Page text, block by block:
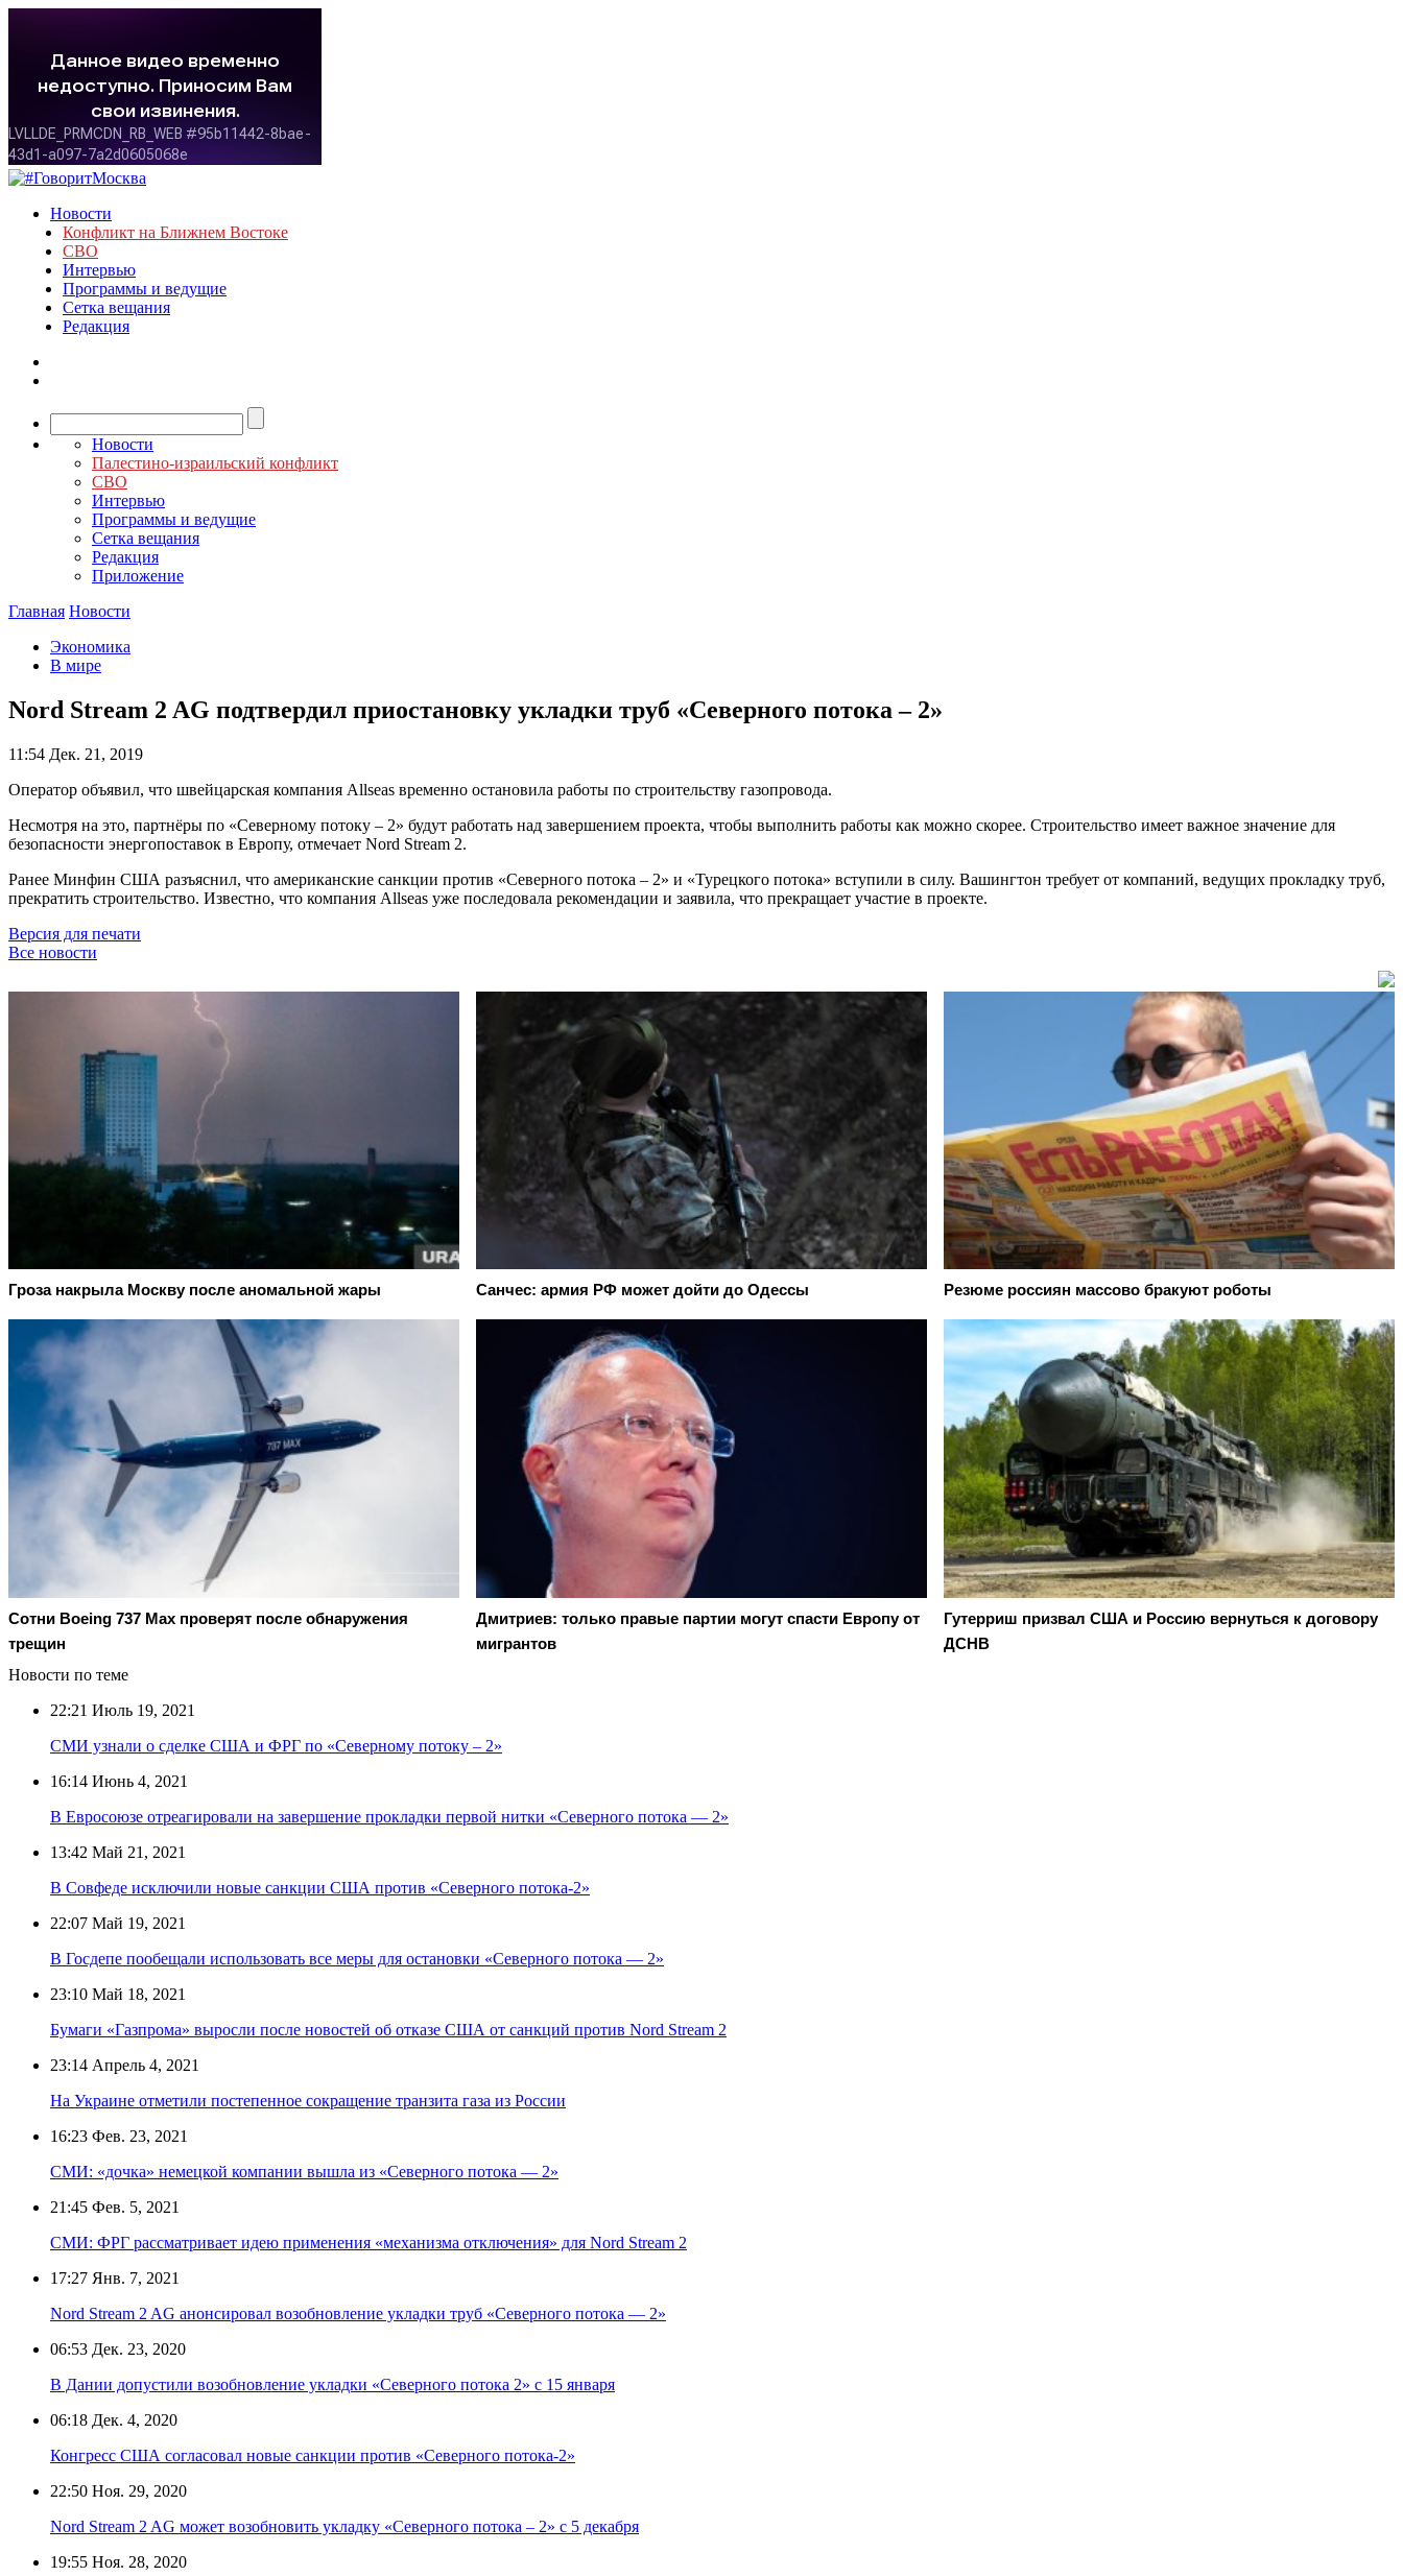
Новости
Конфликт на Ближнем Востоке
СВО
Интервью
Программы и ведущие
Сетка вещания
Редакция
Новости
Палестино-израильский конфликт
СВО
Интервью
Программы и ведущие
Сетка вещания
Редакция
Приложение
Главная Новости
Экономика
В мире
Nord Stream 2 AG подтвердил приостановку укладки труб «Северного потока – 2»
11:54 Дек. 21, 2019
Оператор объявил, что швейцарская компания Allseas временно остановила работы по строительству газопровода.
Несмотря на это, партнёры по «Северному потоку – 2» будут работать над завершением проекта, чтобы выполнить работы как можно скорее. Строительство имеет важное значение для
безопасности энергопоставок в Европу, отмечает Nord Stream 2.
Ранее Минфин США разъяснил, что американские санкции против «Северного потока – 2» и «Турецкого потока» вступили в силу. Вашингтон требует от компаний, ведущих прокладку труб,
прекратить строительство. Известно, что компания Allseas уже последовала рекомендации и заявила, что прекращает участие в проекте.
Версия для печати
Все новости
Гроза накрыла Москву после аномальной жары Санчес: армия РФ может дойти до Одессы Резюме россиян массово бракуют роботы
Сотни Boeing 737 Max проверят после обнаружения
трещин
Дмитриев: только правые партии могут спасти Европу от
мигрантов
Гутерриш призвал США и Россию вернуться к договору
ДСНВ
Новости по теме
22:21 Июль 19, 2021
СМИ узнали о сделке США и ФРГ по «Северному потоку – 2»
16:14 Июнь 4, 2021
В Евросоюзе отреагировали на завершение прокладки первой нитки «Северного потока — 2»
13:42 Май 21, 2021
В Совфеде исключили новые санкции США против «Северного потока-2»
22:07 Май 19, 2021
В Госдепе пообещали использовать все меры для остановки «Северного потока — 2»
23:10 Май 18, 2021
Бумаги «Газпрома» выросли после новостей об отказе США от санкций против Nord Stream 2
23:14 Апрель 4, 2021
На Украине отметили постепенное сокращение транзита газа из России
16:23 Фев. 23, 2021
СМИ: «дочка» немецкой компании вышла из «Северного потока — 2»
21:45 Фев. 5, 2021
СМИ: ФРГ рассматривает идею применения «механизма отключения» для Nord Stream 2
17:27 Янв. 7, 2021
Nord Stream 2 AG анонсировал возобновление укладки труб «Северного потока — 2»
06:53 Дек. 23, 2020
В Дании допустили возобновление укладки «Северного потока 2» с 15 января
06:18 Дек. 4, 2020
Конгресс США согласовал новые санкции против «Северного потока-2»
22:50 Ноя. 29, 2020
Nord Stream 2 AG может возобновить укладку «Северного потока – 2» с 5 декабря
19:55 Ноя. 28, 2020